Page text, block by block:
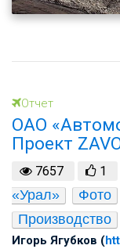
Отчет
ОАО
Проект
7657 1
«Урал»
Фото
Производство
Игорь Ягубков (